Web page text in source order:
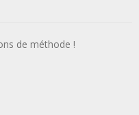
de méthode !